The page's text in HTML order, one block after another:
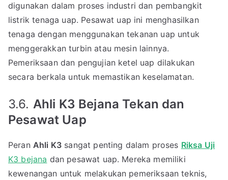
digunakan dalam proses industri dan pembangkit
listrik tenaga uap. Pesawat uap ini menghasilkan
tenaga dengan menggunakan tekanan uap untuk
menggerakkan turbin atau mesin lainnya.
Pemeriksaan dan pengujian ketel uap dilakukan
secara berkala untuk memastikan keselamatan.
3.6. Ahli K3 Bejana Tekan dan
Pesawat Uap
Peran Ahli K3 sangat penting dalam proses Riksa Uji
K3 bejana dan pesawat uap. Mereka memiliki
kewenangan untuk melakukan pemeriksaan teknis,